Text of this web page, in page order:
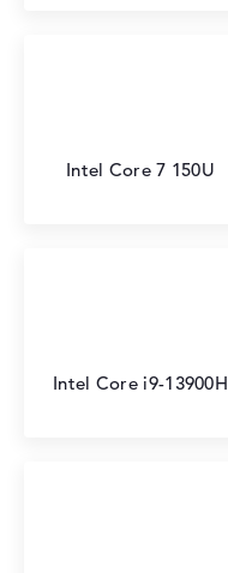
Intel Core 7 150U
Intel Core i9-13900H